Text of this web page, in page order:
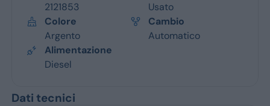
Vedi tutti i marchi
2121853
Usato
Colore
Argento
Cambio
Automatico
Alimentazione
Diesel
Dati tecnici